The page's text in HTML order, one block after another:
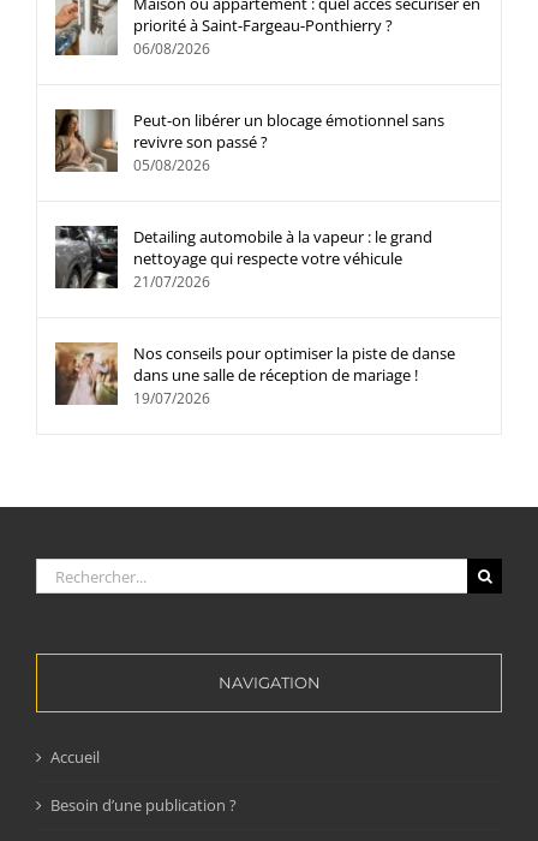
priorité à Saint-Fargeau-Ponthierry ?
06/08/2026
Peut-on libérer un blocage émotionnel sans
revivre son passé ?
05/08/2026
Detailing automobile à la vapeur : le grand
nettoyage qui respecte votre véhicule
21/07/2026
Nos conseils pour optimiser la piste de danse
dans une salle de réception de mariage !
19/07/2026
Rechercher:
NAVIGATION
Accueil
Besoin d’une publication ?